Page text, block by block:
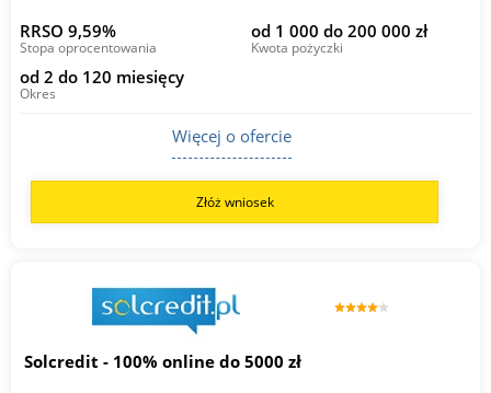
RRSO 9,59%
Stopa oprocentowania
od 1 000 do 200 000 zł
Kwota pożyczki
od 2 do 120 miesięcy
Okres
Więcej o ofercie
Złóż wniosek
Solcredit - 100% online do 5000 zł